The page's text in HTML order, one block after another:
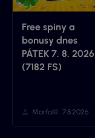
Free spiny a
bonusy dnes
PÁTEK 7. 8. 2026
(7182 FS)
Marťa 7.8.2026